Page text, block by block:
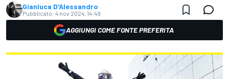
Gianluca D'Alessandro
Pubblicato: 4 nov 2024, 14:49
AGGIUNGI COME FONTE PREFERITA